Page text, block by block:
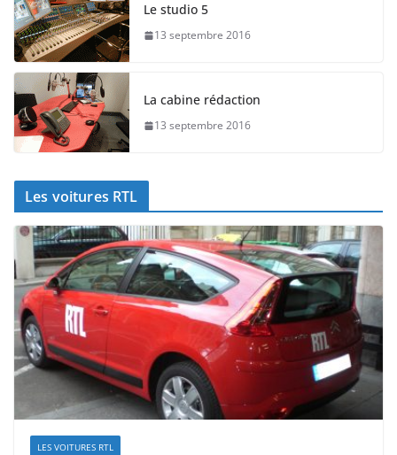
Le studio 5
13 septembre 2016
La cabine rédaction
13 septembre 2016
Les voitures RTL
LES VOITURES RTL